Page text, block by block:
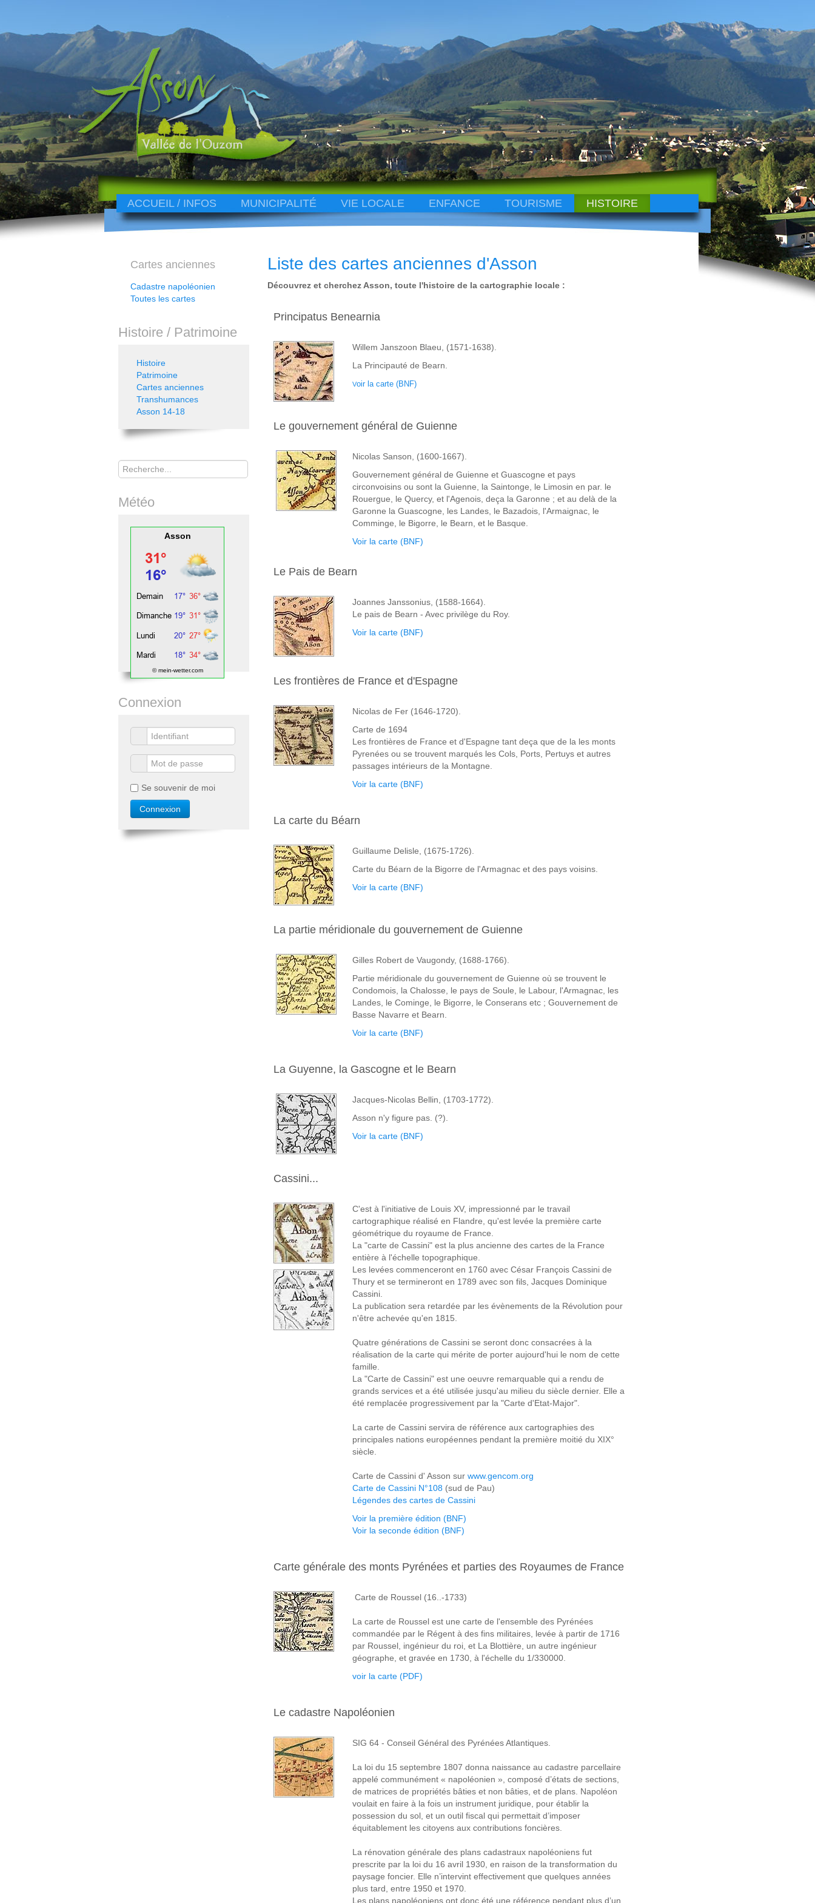
ACCUEIL / INFOS MUNICIPALITÉ VIE LOCALE ENFANCE TOURISME HISTOIRE
Liste des cartes anciennes d'Asson
Découvrez et cherchez Asson, toute l'histoire de la cartographie locale :
Principatus Benearnia
Willem Janszoon Blaeu, (1571-1638).
La Principauté de Bearn.
Voir la carte (BNF)
Le gouvernement général de Guienne
Nicolas Sanson, (1600-1667).
Gouvernement général de Guienne et Guascogne et pays
circonvoisins ou sont la Guienne, la Saintonge, le Limosin en par. le
Rouergue, le Quercy, et l'Agenois, deça la Garonne ; et au delà de la
Garonne la Guascogne, les Landes, le Bazadois, l'Armaignac, le
Comminge, le Bigorre, le Bearn, et le Basque.
Voir la carte (BNF)
Le Pais de Bearn
Joannes Janssonius, (1588-1664).
Le pais de Bearn - Avec privilège du Roy.
Voir la carte (BNF)
Les frontières de France et d'Espagne
Nicolas de Fer (1646-1720).
Carte de 1694
Les frontières de France et d'Espagne tant deça que de la les monts
Pyrenées ou se trouvent marqués les Cols, Ports, Pertuys et autres
passages intérieurs de la Montagne.
Voir la carte (BNF)
La carte du Béarn
Guillaume Delisle, (1675-1726).
Carte du Béarn de la Bigorre de l'Armagnac et des pays voisins.
Voir la carte (BNF)
La partie méridionale du gouvernement de Guienne
Gilles Robert de Vaugondy, (1688-1766).
Partie méridionale du gouvernement de Guienne où se trouvent le
Condomois, la Chalosse, le pays de Soule, le Labour, l'Armagnac, les
Landes, le Cominge, le Bigorre, le Conserans etc ; Gouvernement de
Basse Navarre et Bearn.
Voir la carte (BNF)
La Guyenne, la Gascogne et le Bearn
Jacques-Nicolas Bellin, (1703-1772).
Asson n'y figure pas. (?).
Voir la carte (BNF)
Cassini...
C'est à l'initiative de Louis XV, impressionné par le travail
cartographique réalisé en Flandre, qu'est levée la première carte
géométrique du royaume de France.
La "carte de Cassini" est la plus ancienne des cartes de la France
entière à l'échelle topographique.
Les levées commenceront en 1760 avec César François Cassini de
Thury et se termineront en 1789 avec son fils, Jacques Dominique
Cassini.
La publication sera retardée par les évènements de la Révolution pour
n'être achevée qu'en 1815.
Quatre générations de Cassini se seront donc consacrées à la
réalisation de la carte qui mérite de porter aujourd'hui le nom de cette
famille.
La "Carte de Cassini" est une oeuvre remarquable qui a rendu de
grands services et a été utilisée jusqu'au milieu du siècle dernier. Elle a
été remplacée progressivement par la "Carte d'Etat-Major".
La carte de Cassini servira de référence aux cartographies des
principales nations européennes pendant la première moitié du XIX°
siècle.
Carte de Cassini d' Asson sur www.gencom.org
Carte de Cassini N°108 (sud de Pau)
Légendes des cartes de Cassini
Voir la première édition (BNF)
Voir la seconde édition (BNF)
Carte générale des monts Pyrénées et parties des Royaumes de France
Carte de Roussel (16..-1733)
La carte de Roussel est une carte de l'ensemble des Pyrénées
commandée par le Régent à des fins militaires, levée à partir de 1716
par Roussel, ingénieur du roi, et La Blottière, un autre ingénieur
géographe, et gravée en 1730, à l'échelle du 1/330000.
voir la carte (PDF)
Le cadastre Napoléonien
SIG 64 - Conseil Général des Pyrénées Atlantiques.
La loi du 15 septembre 1807 donna naissance au cadastre parcellaire
appelé communément « napoléonien », composé d’états de sections,
de matrices de propriétés bâties et non bâties, et de plans. Napoléon
voulait en faire à la fois un instrument juridique, pour établir la
possession du sol, et un outil fiscal qui permettait d’imposer
équitablement les citoyens aux contributions foncières.
La rénovation générale des plans cadastraux napoléoniens fut
prescrite par la loi du 16 avril 1930, en raison de la transformation du
paysage foncier. Elle n’intervint effectivement que quelques années
plus tard, entre 1950 et 1970.
Les plans napoléoniens ont donc été une référence pendant plus d’un
Cartes anciennes
Cadastre napoléonien
Toutes les cartes
Histoire / Patrimoine
Histoire
Patrimoine
Cartes anciennes
Transhumances
Asson 14-18
Rechercher
Météo
Asson
© mein-wetter.com
Connexion
Se souvenir de moi